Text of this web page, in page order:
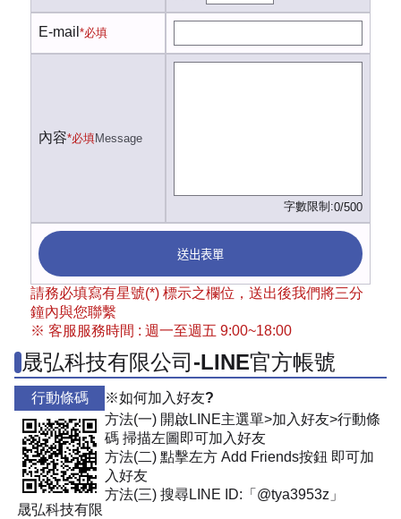
E-mail *必填
內容*必填Message
字數限制:0/500
送出表單
請務必填寫有星號(*) 標示之欄位，送出後我們將三分
鐘內與您聯繫
※ 客服服務時間 : 週一至週五 9:00~18:00
晟弘科技有限公司-LINE官方帳號
行動條碼
晟弘科技有限
※如何加入好友?
方法(一) 開啟LINE主選單>加入好友>行動條
碼 掃描左圖即可加入好友
方法(二) 點擊左方 Add Friends按鈕 即可加
入好友
方法(三) 搜尋LINE ID:「@tya3953z」